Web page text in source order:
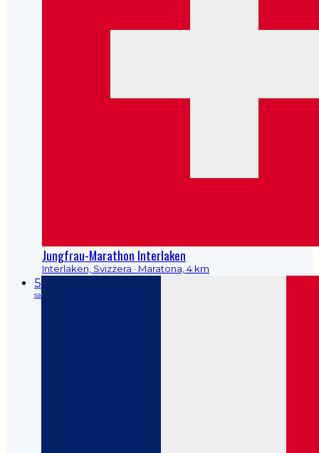
Jungfrau-Marathon Interlaken
Interlaken, Svizzera · Maratona, 4 km
5
sa